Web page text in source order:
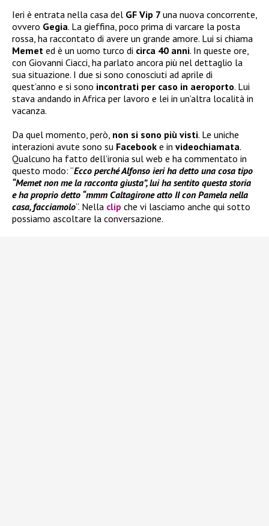
Ieri è entrata nella casa del GF Vip 7 una nuova concorrente,
ovvero Gegia. La gieffina, poco prima di varcare la posta
rossa, ha raccontato di avere un grande amore. Lui si chiama
Memet ed è un uomo turco di circa 40 anni. In queste ore,
con Giovanni Ciacci, ha parlato ancora più nel dettaglio la
sua situazione. I due si sono conosciuti ad aprile di
quest’anno e si sono incontrati per caso in aeroporto. Lui
stava andando in Africa per lavoro e lei in un’altra località in
vacanza.
Da quel momento, però, non si sono più visti. Le uniche
interazioni avute sono su Facebook e in videochiamata.
Qualcuno ha fatto dell’ironia sul web e ha commentato in
questo modo: “Ecco perché Alfonso ieri ha detto una cosa tipo
“Memet non me la racconta giusta”, lui ha sentito questa storia
e ha proprio detto “mmm Caltagirone atto II con Pamela nella
casa, facciamolo“. Nella clip che vi lasciamo anche qui sotto
possiamo ascoltare la conversazione.